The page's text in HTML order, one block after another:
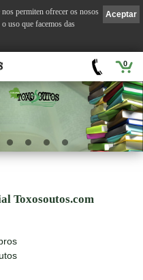
0
Toxosoutos.com
Aceptar
permiten ofrecer os nosos
uso que facemos das